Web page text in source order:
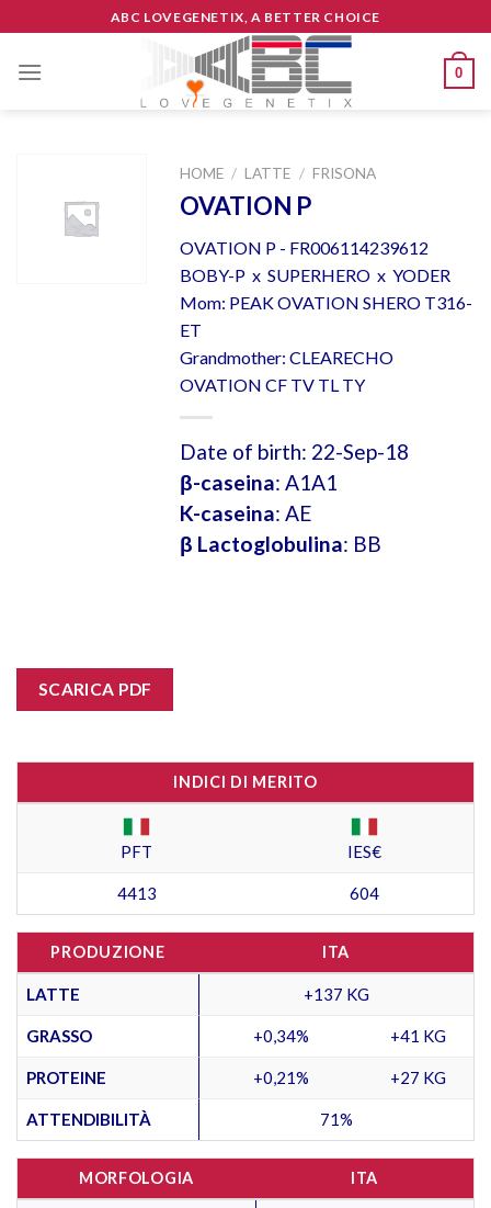
to
content
ABC LOVEGENETIX, A BETTER CHOICE
0
HOME / LATTE / FRISONA
OVATION P
OVATION P - FR006114239612
BOBY-P x SUPERHERO x YODER
Mom: PEAK OVATION SHERO T316-
ET
Grandmother: CLEARECHO
OVATION CF TV TL TY
Date of birth: 22-Sep-18
β-caseina: A1A1
K-caseina: AE
β Lactoglobulina: BB
SCARICA PDF
INDICI DI MERITO
PFT IES€
4413 604
PRODUZIONE ITA
LATTE +137 KG
GRASSO +0,34% +41 KG
PROTEINE +0,21% +27 KG
ATTENDIBILITÀ 71%
MORFOLOGIA ITA